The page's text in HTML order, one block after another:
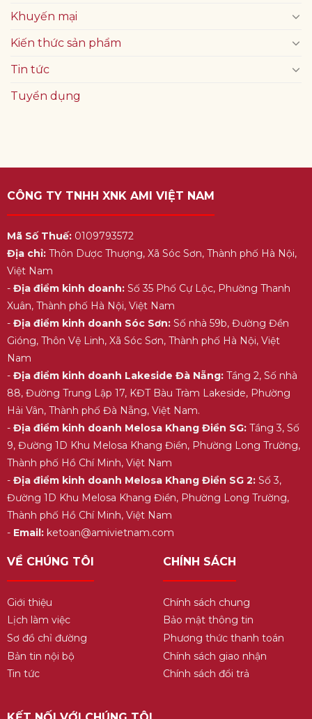
Khuyến mại
Kiến thức sản phẩm
Tin tức
Tuyển dụng
CÔNG TY TNHH XNK AMI VIỆT NAM
Mã Số Thuế:0109793572
Địa chỉ:Thôn Dược Thượng, Xã Sóc Sơn, Thành phố Hà Nội,
Việt Nam
- Địa điểm kinh doanh:Số 35 Phố Cự Lộc, Phường Thanh
Xuân, Thành phố Hà Nội, Việt Nam
- Địa điểm kinh doanh Sóc Sơn:Số nhà 59b, Đường Đền
Gióng, Thôn Vệ Linh, Xã Sóc Sơn, Thành phố Hà Nội, Việt
Nam
- Địa điểm kinh doanh Lakeside Đà Nẵng:Tầng 2, Số nhà
88, Đường Trung Lập 17, KĐT Bàu Tràm Lakeside, Phường
Hải Vân, Thành phố Đà Nẵng, Việt Nam.
- Địa điểm kinh doanh Melosa Khang Điền SG:Tầng 3, Số
9, Đường 1D Khu Melosa Khang Điền, Phường Long Trường,
Thành phố Hồ Chí Minh, Việt Nam
- Địa điểm kinh doanh Melosa Khang Điền SG 2:Số 3,
Đường 1D Khu Melosa Khang Điền, Phường Long Trường,
Thành phố Hồ Chí Minh, Việt Nam
- Email:ketoan@amivietnam.com
VỀ CHÚNG TÔI
Giới thiệu
Lịch làm việc
Sơ đồ chỉ đường
Bản tin nội bộ
Tin tức
CHÍNH SÁCH
Chính sách chung
Bảo mật thông tin
Phương thức thanh toán
Chính sách giao nhận
Chính sách đổi trả